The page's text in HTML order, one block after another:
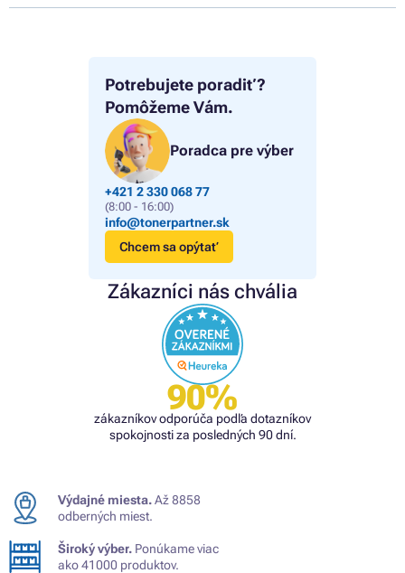
Potrebujete poradiť?
Pomôžeme Vám.
Poradca pre výber
+421 2 330 068 77
(8:00 - 16:00)
info@tonerpartner.sk
Chcem sa opýtať
Zákazníci nás chvália
90%
zákazníkov odporúča podľa dotazníkov
spokojnosti za posledných 90 dní.
Výdajné miesta.Až 8858
odberných miest.
Široký výber. Ponúkame viac
ako 41000 produktov.